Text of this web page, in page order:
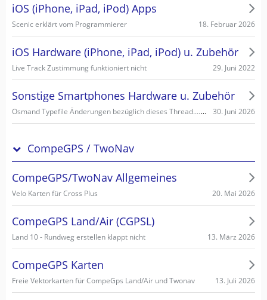
iOS (iPhone, iPad, iPod) Apps
Scenic erklärt vom Programmierer 18. Februar 2026
iOS Hardware (iPhone, iPad, iPod) u. Zubehör
Live Track Zustimmung funktioniert nicht 29. Juni 2022
Sonstige Smartphones Hardware u. Zubehör
Osmand Typefile Änderungen bezüglich dieses Thread....., mögliche Fehlerquelle warum es nicht gehen kann... 30. Juni 2026
CompeGPS / TwoNav
CompeGPS/TwoNav Allgemeines
Velo Karten für Cross Plus 20. Mai 2026
CompeGPS Land/Air (CGPSL)
Land 10 - Rundweg erstellen klappt nicht 13. März 2026
CompeGPS Karten
Freie Vektorkarten für CompeGps Land/Air und Twonav 13. Juli 2026